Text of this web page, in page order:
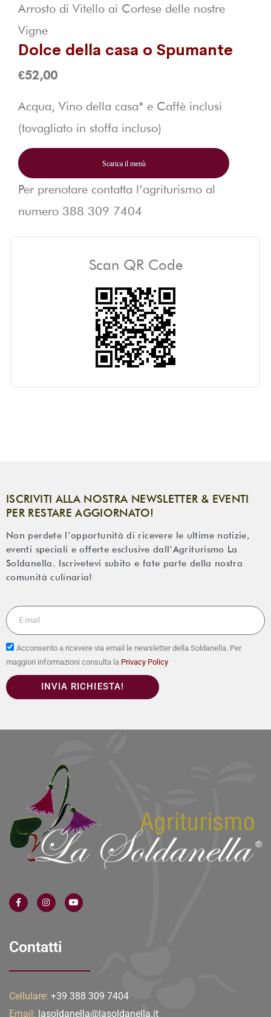
Arrosto di Vitello ai Cortese delle nostre
Vigne
Dolce della casa o Spumante
€52,00
Acqua, Vino della casa* e Caffè inclusi
(tovagliato in stoffa incluso)
Scarica il menù
Per prenotare contatta l’agriturismo al
numero 388 309 7404
Scan QR Code
ISCRIVITI ALLA NOSTRA NEWSLETTER & EVENTI
PER RESTARE AGGIORNATO!
Non perdete l’opportunità di ricevere le ultime notizie,
eventi speciali e offerte esclusive dall’Agriturismo La
Soldanella. Iscrivetevi subito e fate parte della nostra
comunità culinaria!
Acconsento a ricevere via email le newsletter della Soldanella. Per
maggiori informazioni consulta la Privacy Policy
INVIA RICHIESTA!
Contatti
Cellulare: +39 388 309 7404
Email: lasoldanella@lasoldanella.it